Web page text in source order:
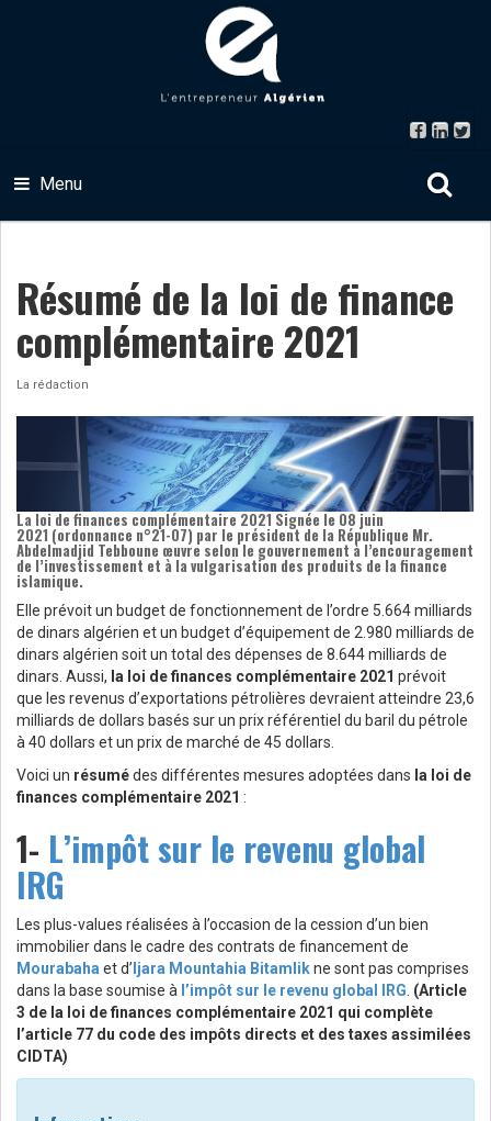
Menu
Résumé de la loi de finance
complémentaire 2021
La rédaction
La loi de finances complémentaire 2021 Signée le 08 juin
2021 (ordonnance n°21-07) par le président de la République Mr.
Abdelmadjid Tebboune œuvre selon le gouvernement à l’encouragement
de l’investissement et à la vulgarisation des produits de la finance
islamique.
Elle prévoit un budget de fonctionnement de l’ordre 5.664 milliards
de dinars algérien et un budget d’équipement de 2.980 milliards de
dinars algérien soit un total des dépenses de 8.644 milliards de
dinars. Aussi, la loi de finances complémentaire 2021 prévoit
que les revenus d’exportations pétrolières devraient atteindre 23,6
milliards de dollars basés sur un prix référentiel du baril du pétrole
à 40 dollars et un prix de marché de 45 dollars.
Voici un résumédes différentes mesures adoptées dans la loi de
finances complémentaire 2021 :
1- L’impôt sur le revenu global
IRG
Les plus-values réalisées à l’occasion de la cession d’un bien
immobilier dans le cadre des contrats de financement de
Mourabaha et d’ Ijara Mountahia Bitamlikne sont pas comprises
dans la base soumise à l’impôt sur le revenu global IRG (Article
3 de la loi de finances complémentaire 2021 qui complète
l’article 77 du code des impôts directs et des taxes assimilées
CIDTA)